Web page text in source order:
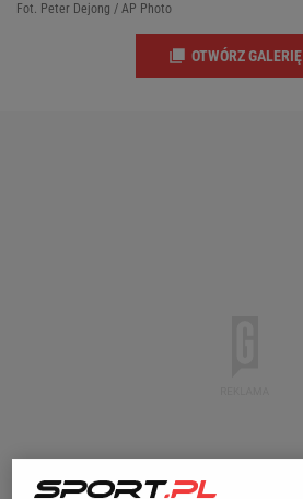
Fot. Peter Dejong / AP Photo
OTWÓRZ GALERIĘ